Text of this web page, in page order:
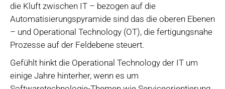
die Kluft zwischen IT – bezogen auf die
Automatisierungspyramide sind das die oberen Ebenen
– und Operational Technology (OT), die fertigungsnahe
Prozesse auf der Feldebene steuert.
Gefühlt hinkt die Operational Technology der IT um
einige Jahre hinterher, wenn es um